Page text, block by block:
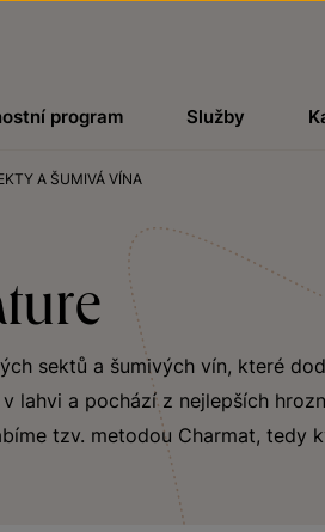
program Služby
A ŠUMIVÁ VÍNA
sektů a šumivých vín, které
lahvi a pochází z nejlepších
tzv. metodou Charmat, tedy